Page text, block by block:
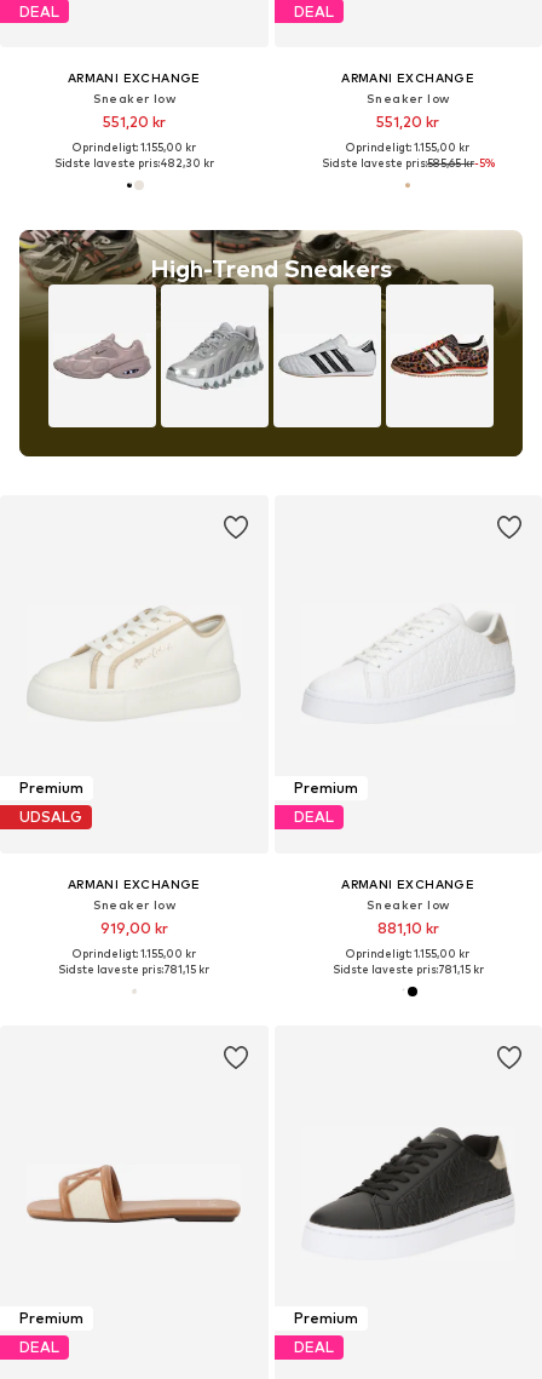
DEAL
ARMANI EXCHANGE
Sneaker low
551,20 kr
Oprindeligt: 1.155,00 kr
Sidste laveste pris:482,30 kr
High-Trend Sneakers
DEAL
ARMANI EXCHANGE
Sneaker low
551,20 kr
Oprindeligt: 1.155,00 kr
Sidste laveste pris:585,65 kr-5%
Premium
UDSALG
ARMANI EXCHANGE
Sneaker low
919,00 kr
Oprindeligt: 1.155,00 kr
Sidste laveste pris:781,15 kr
Premium
DEAL
ARMANI EXCHANGE
Sneaker low
881,10 kr
Oprindeligt: 1.155,00 kr
Sidste laveste pris:781,15 kr
Premium
DEAL
Premium
DEAL